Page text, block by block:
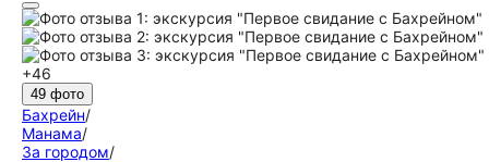
+46
49 фото
Бахрейн/
Манама/
За городом/